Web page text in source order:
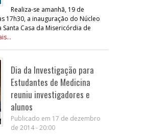
Realiza-se amanhã, 19 de
17h30, a inauguração do Núcleo
Casa da Misericórdia de
Dia da Investigação para
Estudantes de Medicina
reuniu investigadores e
alunos
Publicado em 17 de dezembro
de 2014 - 20:00